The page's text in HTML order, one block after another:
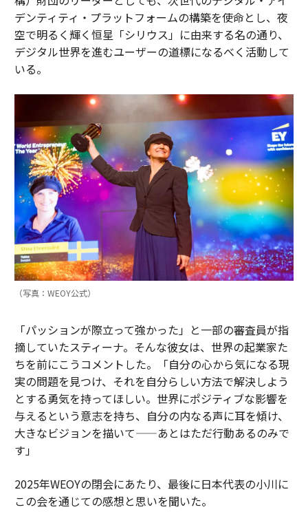
デンティティ・プラットフォームの構築を使命とし、夜
空で明るく輝く恒星「シリウス」に由来する名の通り、
デジタル世界を進むユーザーの道標になるべく活動して
いる。
（写真：WEOY公式）
「パッションが際立って強かった」と一部の審査員が指
摘していたスティーナ。そんな彼女は、世界の起業家た
ちを前にこうコメントした。「自分の心から気になる現
実の問題を見つけ、それを自分らしい方法で解決しよう
とする勇気を持ってほしい。世界にポジティブな影響を
与えるという意志を持ち、自分の内なる声に耳を傾け、
大きなビジョンを描いて——あとはただ行動あるのみで
す」
2025年WEOYの閉会にあたり、最後に日本代表の小川に
この会を通じての感想と思いを聞いた。